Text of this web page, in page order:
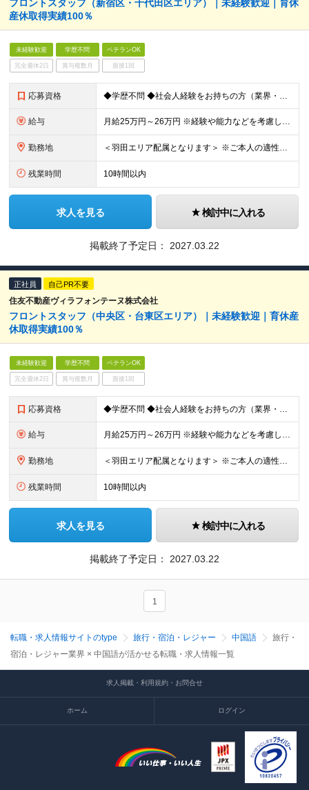
フロントスタッフ（新宿区・千代田区エリア）｜未経験歓迎｜育休
産休取得実績100％
未経験歓迎 学歴不問 ベテランOK
完全週休2日 賞与複数月 面接1回
応募資格 ◆学歴不問 ◆社会人経験をお持ちの方（業界・業種、未経験も大歓迎です） ◆ホスピタリティが求められる職種での接客経験をお持ちの方 ┗例：アルバイト可。各種営業、アパレル・ブライダル・飲食業等
給与 月給25万円～26万円 ※経験や能力などを考慮した上で決定いたします ※試用期間6ヶ月あり（試用期間満了後より昇給と賞与の対象となり、その他の条件に差異なし） ※残業代は別途全額支給（1分単位で支給）
勤務地 ＜羽田エリア配属となります＞ ※ご本人の適性に鑑みて、勤務地が羽田以外のホテルもしくは本社となる場合があります 勤務地一覧 ■東京エリア：⽻⽥、有明、汐留、六本⽊、⽥町、浜松町、⼋丁堀、茅場町、⽇本
残業時間 10時間以内
求人を見る 検討中に入れる
掲載終了予定日： 2027.03.22
正社員 自己PR不要
住友不動産ヴィラフォンテーヌ株式会社
フロントスタッフ（中央区・台東区エリア）｜未経験歓迎｜育休産
休取得実績100％
未経験歓迎 学歴不問 ベテランOK
完全週休2日 賞与複数月 面接1回
応募資格 ◆学歴不問 ◆社会人経験をお持ちの方（業界・業種、未経験も大歓迎です） ◆ホスピタリティが求められる職種での接客経験をお持ちの方 ┗例：アルバイト可。各種営業、アパレル・ブライダル・飲食業等
給与 月給25万円～26万円 ※経験や能力などを考慮した上で決定いたします ※試用期間6ヶ月あり（試用期間満了後より昇給と賞与の対象となり、その他の条件に差異なし） ※残業代は別途全額支給（1分単位で支給）
勤務地 ＜羽田エリア配属となります＞ ※ご本人の適性に鑑みて、勤務地が羽田以外のホテルもしくは本社となる場合があります 勤務地一覧 ■東京エリア：⽻⽥、有明、汐留、六本⽊、⽥町、浜松町、⼋丁堀、茅場町、⽇本
残業時間 10時間以内
求人を見る 検討中に入れる
掲載終了予定日： 2027.03.22
1
転職・求人情報サイトのtype 旅行・宿泊・レジャー 中国語
旅行・
宿泊・レジャー業界 × 中国語が活かせる転職・求人情報一覧
求人掲載・利用規約・お問合せ
ホーム ログイン